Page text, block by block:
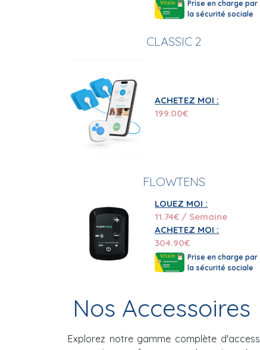
Prise en charge par
la sécurité sociale
CLASSIC 2
ACHETEZ MOI :
199.00€
FLOWTENS
LOUEZ MOI :
11.74€ / Semaine
ACHETEZ MOI :
304.90€
Prise en charge par
la sécurité sociale
Nos Accessoires
Explorez notre gamme complète